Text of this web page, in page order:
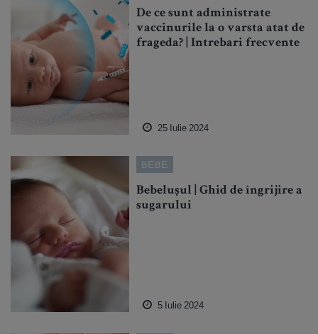
De ce sunt administrate
vaccinurile la o varsta atat de
frageda? | Intrebari frecvente
25 Iulie 2024
BEBE
Bebelușul | Ghid de îngrijire a
sugarului
5 Iulie 2024